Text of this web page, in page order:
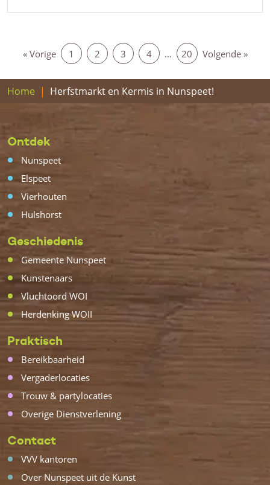
« Vorige 1 2 3 4 … 20 Volgende »
Home Herfstmarkt en Kermis in Nunspeet!
Ontdek
Nunspeet
Elspeet
Vierhouten
Hulshorst
Geschiedenis
Gemeente Nunspeet
Kunstenaars
Vluchtoord WOI
Herdenking WOII
Praktisch
Bereikbaarheid
Vergaderlocaties
Trouw & partylocaties
Overige Dienstverlening
Contact
VVV kantoren
Over Nunspeet uit de Kunst